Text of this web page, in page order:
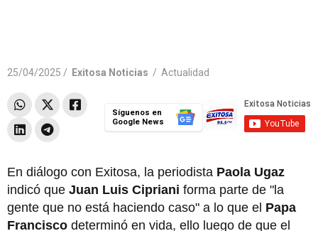
25/04/2025 / Exitosa Noticias / Actualidad
Síguenos en
Google News
En diálogo con Exitosa, la periodista Paola Ugaz
indicó que Juan Luis Cipriani forma parte de "la
gente que no está haciendo caso" a lo que el Papa
Francisco determinó en vida, ello luego de que el